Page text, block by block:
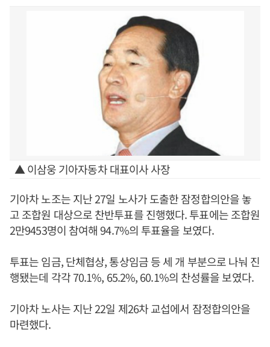
▲ 이삼웅 기아자동차 대표이사 사장
기아차 노조는 지난 27일 노사가 도출한 잠정합의안을 놓
고 조합원 대상으로 찬반투표를 진행했다. 투표에는 조합원
2만9453명이 참여해 94.7%의 투표율을 보였다.
투표는 임금, 단체협상, 통상임금 등 세 개 부분으로 나눠 진
행됐는데 각각 70.1%, 65.2%, 60.1%의 찬성률을 보였다.
기아차 노사는 지난 22일 제26차 교섭에서 잠정합의안을
마련했다.